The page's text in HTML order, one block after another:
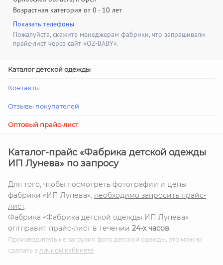
Возрастная категория от 0 - 10 лет
Показать телефоны
Пожалуйста, скажите менеджерам фабрики, что запрашивали
прайс-лист через сайт «OZ-BABY».
Каталог детской одежды
Контакты
Отзывы покупателей
Оптовый прайс-лист
Каталог-прайс «Фабрика детской одежды
ИП Лунева» по запросу
Для того, чтобы посмотреть фотографии и цены
фабрики «ИП Лунева», необходимо запросить прайс-
лист.
Фабрика «Фабрика детской одежды ИП Лунева»
оптправит прайс-лист в течении 24-х часов.
Производитель не загрузил фото детской одежды, это можно
сделать в личном кабинете